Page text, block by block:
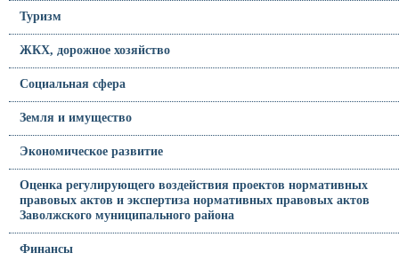
Туризм
ЖКХ, дорожное хозяйство
Социальная сфера
Земля и имущество
Экономическое развитие
Оценка регулирующего воздействия проектов нормативных
правовых актов и экспертиза нормативных правовых актов
Заволжского муниципального района
Финансы